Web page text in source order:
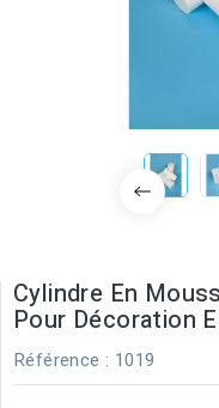
Cylindre En
Pour Décoration
Référence : 1019